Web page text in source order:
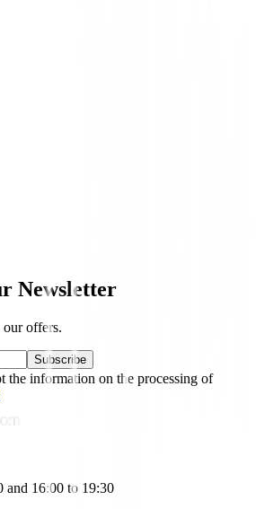
Newsletter
offers.
Subscribe
the information on the processing of
and 16:00 to 19:30